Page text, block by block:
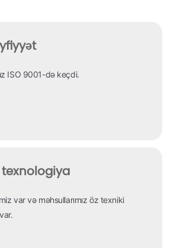
ISO 9001-də keçdi.
var və məhsullarımız öz texniki